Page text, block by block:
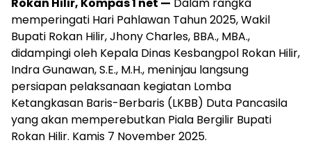
memperingati Hari Pahlawan Tahun 2025, Wakil
Bupati Rokan Hilir, Jhony Charles, BBA., MBA.,
didampingi oleh Kepala Dinas Kesbangpol Rokan Hilir,
Indra Gunawan, S.E., M.H., meninjau langsung
persiapan pelaksanaan kegiatan Lomba
Ketangkasan Baris-Berbaris (LKBB) Duta Pancasila
yang akan memperebutkan Piala Bergilir Bupati
Rokan Hilir. Kamis 7 November 2025.